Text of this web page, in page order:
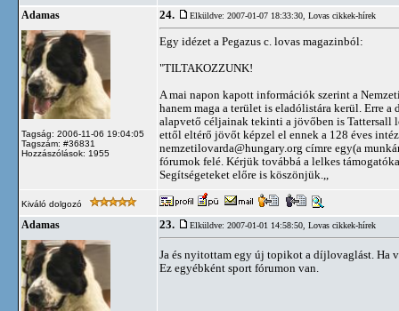
Adamas
Tagság: 2006-11-06 19:04:05
Tagszám: #36831
Hozzászólások: 1955
24. Elküldve: 2007-01-07 18:33:30, Lovas cikkek-hírek
Egy idézet a Pegazus c. lovas magazinból:
"TILTAKOZZUNK!
A mai napon kapott információk szerint a
hanem maga a terület is eladólistára kerül. Erre
alapvető céljainak tekinti a jövőben is Tattersall
ettől eltérő jövőt képzel el ennek a 128 éves
nemzetilovarda@hungary.org címre egy(a
fórumok felé. Kérjük továbbá a lelkes
Segítségeteket előre is köszönjük.,,
Kiváló dolgozó
Adamas 23. Elküldve: 2007-01-01 14:58:50, Lovas cikkek-hírek
Ja és nyitottam egy új topikot a díjlovaglást. Ha
Ez egyébként sport fórumon van.